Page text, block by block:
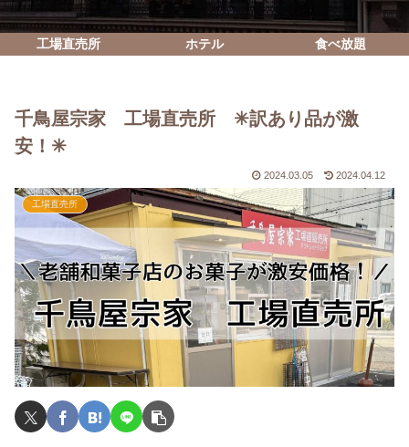
工場直売所 ホテル 食べ放題
千鳥屋宗家 工場直売所 ✳︎訳あり品が激
安！✳︎
2024.03.05 2024.04.12
工場直売所